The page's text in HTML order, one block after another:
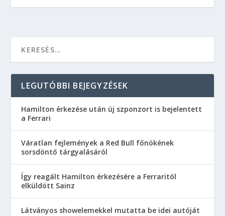
LEGUTÓBBI BEJEGYZÉSEK
Hamilton érkezése után új szponzort is bejelentett
a Ferrari
Váratlan fejlemények a Red Bull főnökének
sorsdöntő tárgyalásáról
Így reagált Hamilton érkezésére a Ferraritól
elküldött Sainz
Látványos showelemekkel mutatta be idei autóját